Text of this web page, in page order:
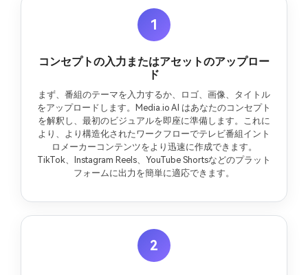
1
コンセプトの入力またはアセットのアップロー
ド
まず、番組のテーマを入力するか、ロゴ、画像、タイトル
をアップロードします。Media.io AI はあなたのコンセプト
を解釈し、最初のビジュアルを即座に準備します。これに
より、より構造化されたワークフローでテレビ番組イント
ロメーカーコンテンツをより迅速に作成できます。
TikTok、Instagram Reels、YouTube Shortsなどのプラット
フォームに出力を簡単に適応できます。
2